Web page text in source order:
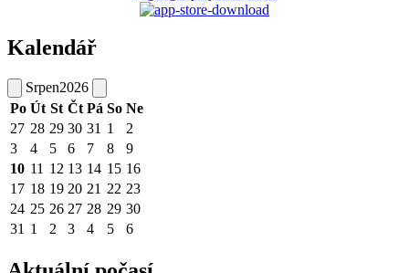
Kalendář
Srpen2026
Po Út St Čt Pá So Ne
27 28 29 30 31 1
2
3
4 5 6 7 8
9
10 11 12 13 14 15 16
17 18 19 20 21 22 23
24 25 26 27 28 29 30
31 1 2 3 4 5 6